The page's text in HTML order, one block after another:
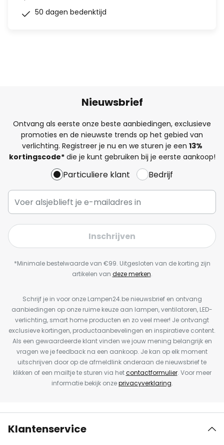
50 dagen bedenktijd
Nieuwsbrief
Ontvang als eerste onze beste aanbiedingen, exclusieve
promoties en de nieuwste trends op het gebied van
verlichting. Registreer je nu en we sturen je een 13%
kortingscode*die je kunt gebruiken bij je eerste aankoop!
Particuliere klant Bedrijf
Inschrijven
*Minimale bestelwaarde van €99. Uitgesloten van de korting zijn
artikelen van deze merken.
Schrijf je in voor onze Lampen24.be nieuwsbrief en ontvang
aanbiedingen op onze ruime keuze aan lampen, ventilatoren, LED-
verlichting, smart home producten en zo veel meer! Je ontvangt
exclusieve kortingen, productaanbevelingen en inspiratieve content.
Als een gewaardeerde klant vinden we jouw mening belangrijk en
vragen we je feedback na een aankoop. Je kan op elk moment
uitschrijven door op de afmeldlink onderaan de nieuwsbrief te
klikken of een mailtje te sturen via hetcontactformulier. Voor meer
informatie bekijk onzeprivacyverklaring.
Klantenservice